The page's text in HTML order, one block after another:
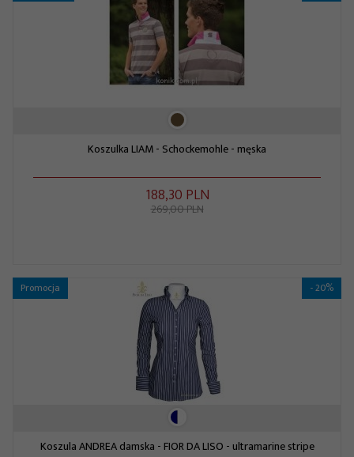
Koszulka LIAM - Schockemohle - męska
188,30 PLN
269,00 PLN
Promocja - 20%
Koszula ANDREA damska - FIOR DA LISO - ultramarine stripe